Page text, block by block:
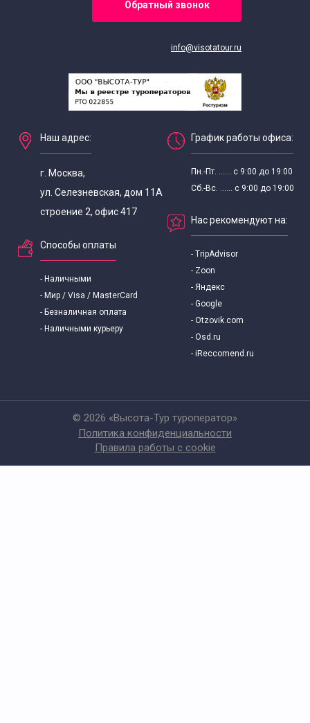
Обратный звонок
info@visotatour.ru
Наш адрес:
г. Москва,
ул. Селезневская, дом 11А
строение 2, офис 417
Способы оплаты
- Наличными
- Мир / Visa / MasterCard
- Безналичная оплата
- Наличными курьеру
График работы офиса:
Пн.-Пт. ...... с 9:00 до 19:00
Сб.-Вс. ...... с 9:00 до 19:00
Нас рекомендуют на:
- TripAdvisor
- Zoon
- Яндекс
- Google
- Otzovik.com
- Osd.ru
- iReccomend.ru
© 2026 «Высота-Тур туроператор»
Политика конфиденциальности
Правила работы с cookie